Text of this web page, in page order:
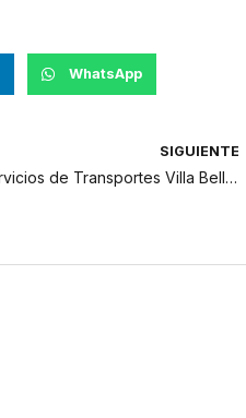
WhatsApp
SIGUIENTE
Avisos Clasificados Servicios de Transportes Villa Bellavista